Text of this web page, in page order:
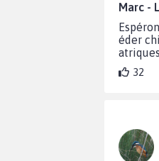
Marc -
éder
32